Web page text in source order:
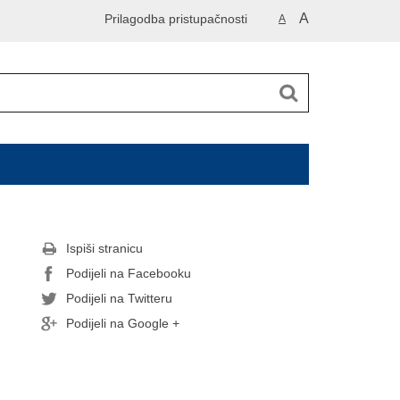
A A
Prilagodba pristupačnosti
Ispiši stranicu
Podijeli na Facebooku
Podijeli na Twitteru
Podijeli na Google +